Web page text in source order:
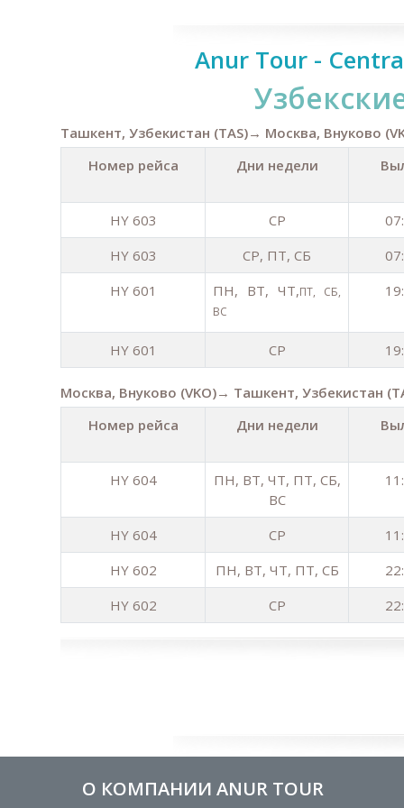
Anur Tour -
Ташкент, Узбекистан (TAS)→ Москва, Внуково
Номер рейса
Дни недели
HY 603 СР
HY 603
СР, ПТ, СБ
HY 601
ПН, ВТ, ЧТ,ПТ, СБ,
ВС
HY 601 СР
Москва, Внуково (VKO)→ Ташкент, Узбекистан
Номер рейса
Дни недели
HY 604
ПН, ВТ, ЧТ, ПТ, СБ,
ВС
HY 604 СР
HY 602
ПН, ВТ, ЧТ, ПТ, СБ
HY 602
СР
О КОМПАНИИ ANUR TOUR